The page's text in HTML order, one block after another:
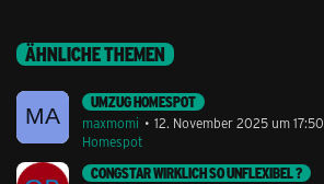
ÄHNLICHE THEMEN
UMZUG HOMESPOT
maxmomi
12. November 2025 um 17:50
Homespot
CONGSTAR WIRKLICH SO UNFLEXIBEL ?